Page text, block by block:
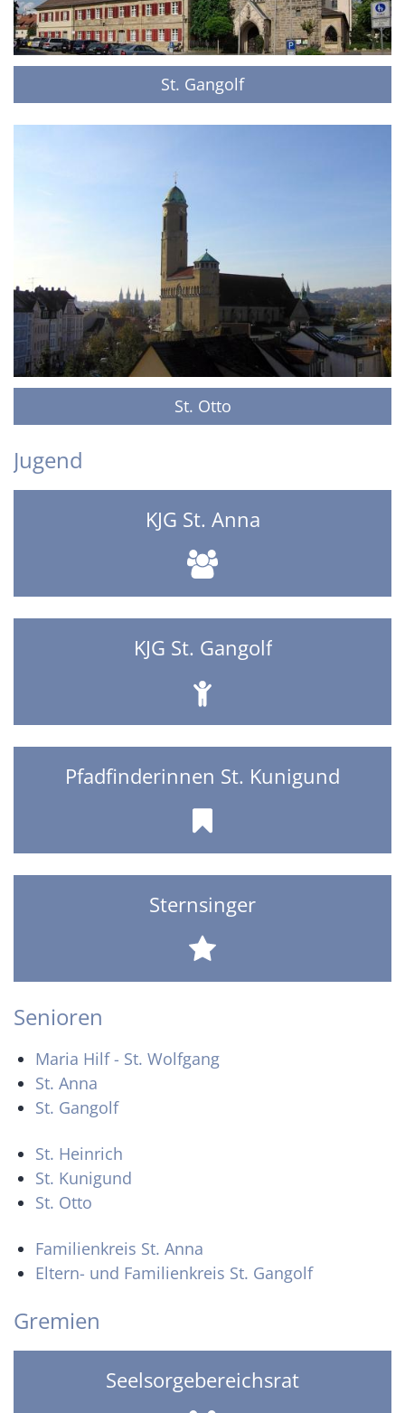
St. Gangolf
St. Otto
Jugend
KJG St. Anna
KJG St. Gangolf
Pfadfinderinnen St. Kunigund
Sternsinger
Senioren
Maria Hilf - St. Wolfgang
St. Anna
St. Gangolf
St. Heinrich
St. Kunigund
St. Otto
Familienkreis St. Anna
Eltern- und Familienkreis St. Gangolf
Gremien
Seelsorgebereichsrat